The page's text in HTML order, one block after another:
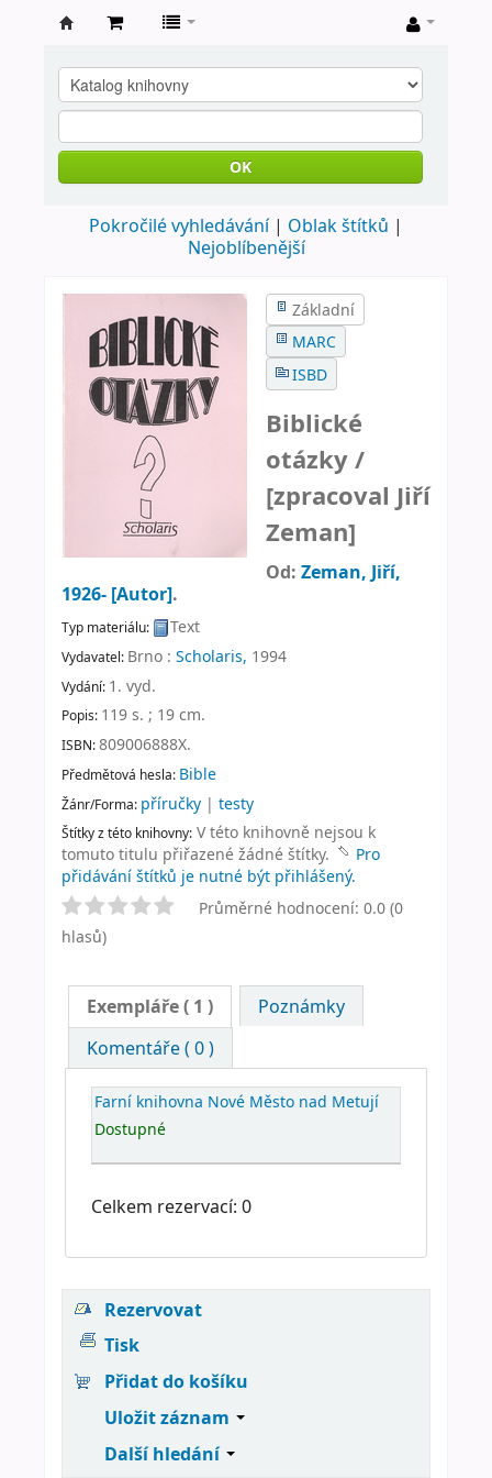
knihovna
Nové
Město
Metují
OK
Pokročilé vyhledávání
Oblak štítků
Nejoblíbenější
Základní
MARC
ISBD
Biblické
otázky /
[zpracoval Jiří
Zeman]
Od: Zeman, Jiří,
1926- [Autor].
Typ materiálu: Text
Vydavatel: Brno : Scholaris, 1994
Vydání: 1. vyd.
Popis: 119 s. ; 19 cm.
ISBN:809006888X.
Předmětová hesla: Bible
Žánr/Forma: příručky | testy
Štítky z této knihovny: V této knihovně nejsou k
tomuto titulu přiřazené žádné štítky.
Pro
přidávání štítků je nutné být přihlášený.
Průměrné hodnocení: 0.0 (0
hlasů)
Exempláře( 1 )
Poznámky
Komentáře ( 0 )
Farní knihovna Nové Město nad Metují
Dostupné
Celkem rezervací: 0
Rezervovat
Tisk
Přidat do košíku
Uložit záznam
Další hledání